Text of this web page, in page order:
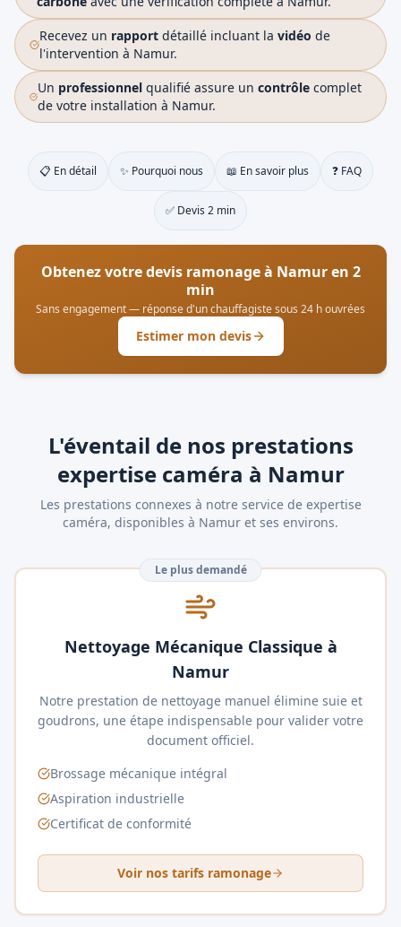
Recevez un rapportdétaillé incluant la vidéo de
l'intervention à Namur.
Un professionnel qualifié assure uncontrôle complet
de votre installation à Namur.
📋 En détail ✨ Pourquoi nous 📖 En savoir plus ❓ FAQ
✅ Devis 2 min
Obtenez votre devis ramonage à Namuren 2
min
Sans engagement — réponse d'un chauffagiste sous 24 h ouvrées
Estimer mon devis
L'éventail de nos prestations
expertise caméra à Namur
Les prestations connexes à notre service de expertise
caméra, disponibles à Namur et ses environs.
Le plus demandé
Nettoyage Mécanique Classique à
Namur
Notre prestation de nettoyage manuel élimine suie et
goudrons, une étape indispensable pour valider votre
document officiel.
Brossage mécanique intégral
Aspiration industrielle
Certificat de conformité
Voir nos tarifs ramonage